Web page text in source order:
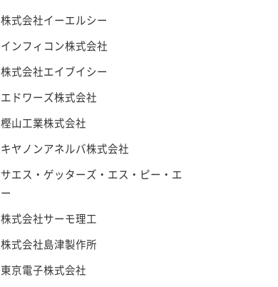
株式会社イーエルシー
インフィコン株式会社
株式会社エイブイシー
エドワーズ株式会社
樫山工業株式会社
キヤノンアネルバ株式会社
サエス・ゲッターズ・エス・ピー・エ
ー
株式会社サーモ理工
株式会社島津製作所
東京電子株式会社